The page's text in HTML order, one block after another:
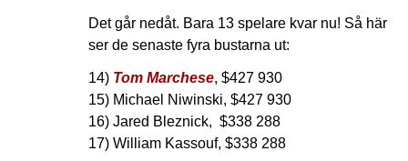
Det går nedåt. Bara 13 spelare kvar nu! Så här
ser de senaste fyra bustarna ut:
14) Tom Marchese, $427 930
15) Michael Niwinski, $427 930
16) Jared Bleznick, $338 288
17) William Kassouf, $338 288